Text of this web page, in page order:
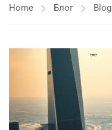
Home Блог Blog